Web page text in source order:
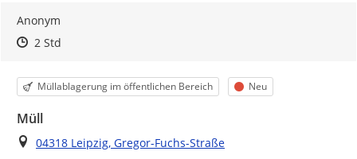
Anonym
Zeitpunkt des Erstellens
Zeitpunkt des Erstellens
2 StdZur Äußerung
Kategorie
Müllablagerung im öffentlichen Bereich Status
Neu
Müll
Ort
04318 Leipzig, Gregor-Fuchs-Straße